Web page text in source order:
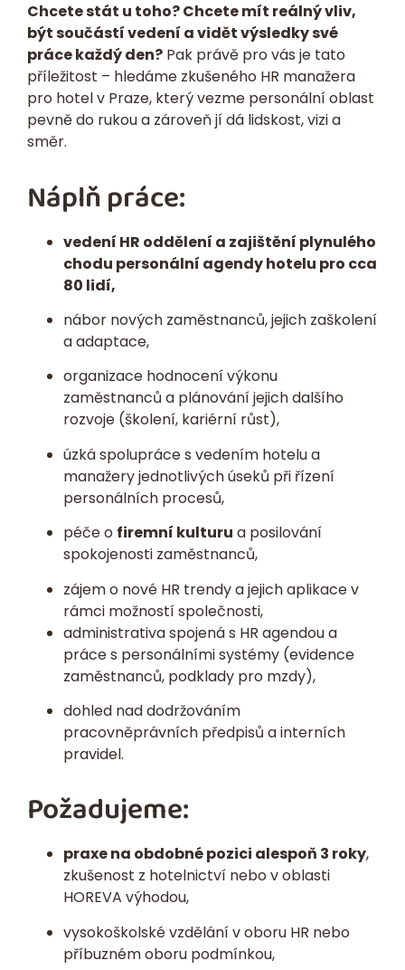
Chcete stát u toho? Chcete mít reálný vliv,
být součástí vedení a vidět výsledky své
práce každý den? Pak právě pro vás je tato
příležitost – hledáme zkušeného HR manažera
pro hotel v Praze, který vezme personální oblast
pevně do rukou a zároveň jí dá lidskost, vizi a
směr.
Náplň práce:
vedení HR oddělení a zajištění plynulého
chodu personální agendy hotelu pro cca
80 lidí,
nábor nových zaměstnanců, jejich zaškolení
a adaptace,
organizace hodnocení výkonu
zaměstnanců a plánování jejich dalšího
rozvoje (školení, kariérní růst),
úzká spolupráce s vedením hotelu a
manažery jednotlivých úseků při řízení
personálních procesů,
péče o firemní kulturu a posilování
spokojenosti zaměstnanců,
zájem o nové HR trendy a jejich aplikace v
rámci možností společnosti,
administrativa spojená s HR agendou a
práce s personálními systémy (evidence
zaměstnanců, podklady pro mzdy),
dohled nad dodržováním
pracovněprávních předpisů a interních
pravidel.
Požadujeme:
praxe na obdobné pozici alespoň 3 roky,
zkušenost z hotelnictví nebo v oblasti
HOREVA výhodou,
vysokoškolské vzdělání v oboru HR nebo
příbuzném oboru podmínkou,